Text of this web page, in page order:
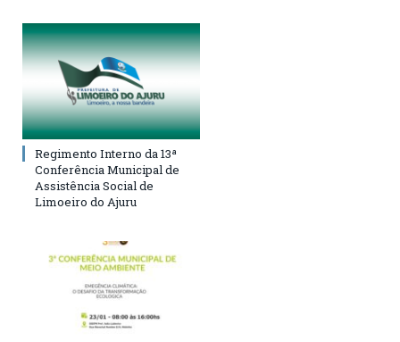
Regimento Interno da 13ª
Conferência Municipal de
Assistência Social de
Limoeiro do Ajuru